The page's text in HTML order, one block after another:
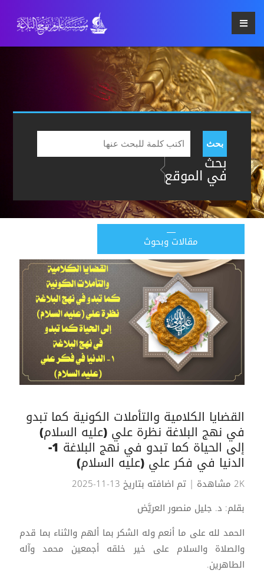
بحث
بحث
في الموقع
مقالات وبحوث
القضايا الكلامية والتأملات الكونية كما تبدو
في نهج البلاغة نظرة علي (عليه السلام)
إلى الحياة كما تبدو في نهج البلاغة 1-
الدنيا في فكر علي (عليه السلام)
2K مشاهدة
| تم اضافته بتاريخ 13-11-2025
بقلم: د. جليل منصور العريَّض
الحمد لله على ما أنعم وله الشكر بما ألهم والثناء بما قدم
والصلاة والسلام على خير خلقه أجمعين محمد وآله
الطاهرين.